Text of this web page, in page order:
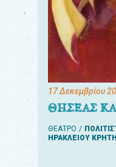
17 Δεκεμβρίου
ΘΗΣΕΑΣ
ΘΕΑΤΡΟ
ΗΡΑΚΛΕΙΟΥ